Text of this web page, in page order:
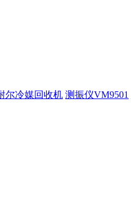
尔冷媒回收机 测振仪VM9501